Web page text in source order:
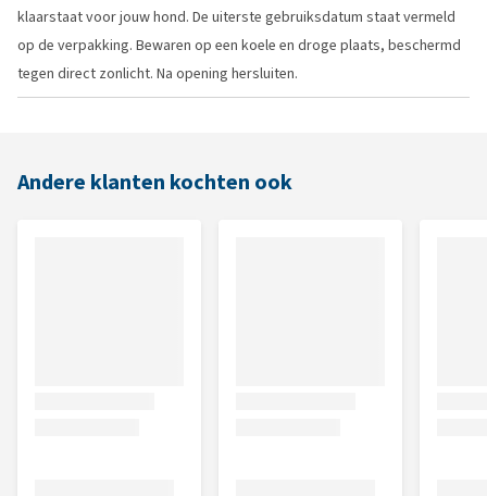
klaarstaat voor jouw hond. De uiterste gebruiksdatum staat vermeld
op de verpakking. Bewaren op een koele en droge plaats, beschermd
tegen direct zonlicht. Na opening hersluiten.
Andere klanten kochten ook